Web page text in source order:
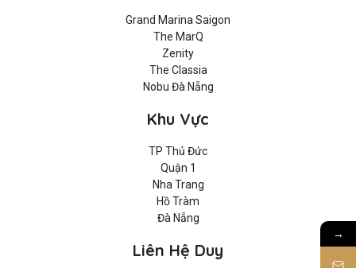
Grand Marina Saigon
The MarQ
Zenity
The Classia
Nobu Đà Nẵng
Khu Vực
TP Thủ Đức
Quận 1
Nha Trang
Hồ Tràm
Đà Nẵng
Liên Hệ Duy
→